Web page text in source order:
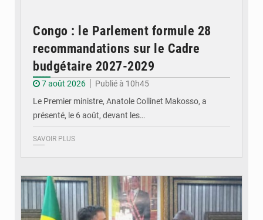
Congo : le Parlement formule 28
recommandations sur le Cadre
budgétaire 2027-2029
7 août 2026
Publié à 10h45
Le Premier ministre, Anatole Collinet Makosso, a
présenté, le 6 août, devant les…
SAVOIR PLUS